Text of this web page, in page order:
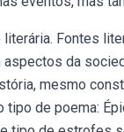
Fontes
da
mesmo
de poema: